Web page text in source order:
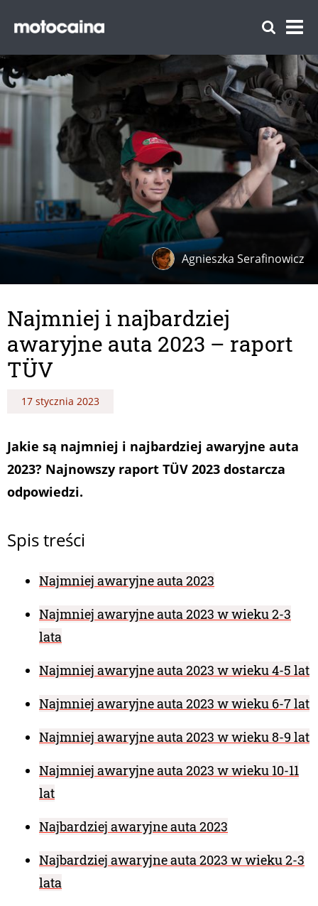
Agnieszka Serafinowicz
Najmniej i najbardziej
awaryjne auta 2023 – raport
TÜV
17 stycznia 2023
Jakie są najmniej i najbardziej awaryjne auta
2023? Najnowszy raport TÜV 2023 dostarcza
odpowiedzi.
Spis treści
Najmniej awaryjne auta 2023
Najmniej awaryjne auta 2023 w wieku 2-3
lata
Najmniej awaryjne auta 2023 w wieku 4-5 lat
Najmniej awaryjne auta 2023 w wieku 6-7 lat
Najmniej awaryjne auta 2023 w wieku 8-9 lat
Najmniej awaryjne auta 2023 w wieku 10-11
lat
Najbardziej awaryjne auta 2023
Najbardziej awaryjne auta 2023 w wieku 2-3
lata